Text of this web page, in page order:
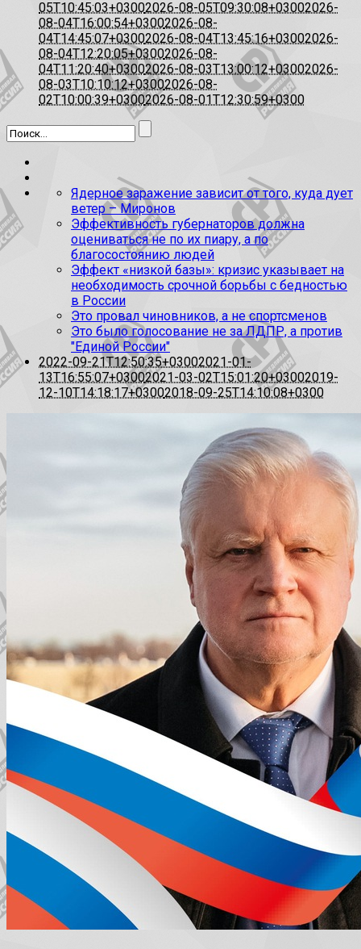
05T10:45:03+03002026-08-05T09:30:08+03002026-
08-04T16:00:54+03002026-08-
04T14:45:07+03002026-08-04T13:45:16+03002026-
08-04T12:20:05+03002026-08-
04T11:20:40+03002026-08-03T13:00:12+03002026-
08-03T10:10:12+03002026-08-
02T10:00:39+03002026-08-01T12:30:59+0300
Ядерное заражение зависит от того, куда дует
ветер – Миронов
Эффективность губернаторов должна
оцениваться не по их пиару, а по
благосостоянию людей
Эффект «низкой базы»: кризис указывает на
необходимость срочной борьбы с бедностью
в России
Это провал чиновников, а не спортсменов
Это было голосование не за ЛДПР, а против
"Единой России"
2022-09-21T12:50:35+03002021-01-
13T16:55:07+03002021-03-02T15:01:20+03002019-
12-10T14:18:17+03002018-09-25T14:10:08+0300